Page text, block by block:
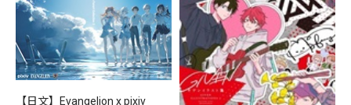
【日文】Evangelion x pixiv